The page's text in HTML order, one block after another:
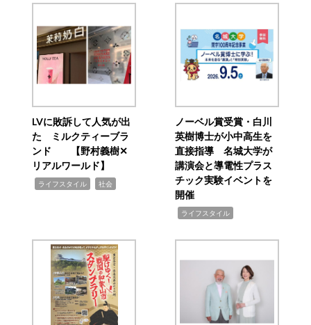
LVに敗訴して人気が出
た ミルクティーブラ
ンド 【野村義樹✕
リアルワールド】
ライフスタイル 社会
ノーベル賞受賞・白川
英樹博士が小中高生を
直接指導 名城大学が
講演会と導電性プラス
チック実験イベントを
開催
ライフスタイル